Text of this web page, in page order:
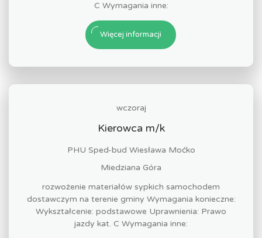
C Wymagania inne:
Więcej informacji
wczoraj
Kierowca m/k
PHU Sped-bud Wiesława Moćko
Miedziana Góra
rozwożenie materiałów sypkich samochodem
dostawczym na terenie gminy Wymagania konieczne:
Wykształcenie: podstawowe Uprawnienia: Prawo
jazdy kat. C Wymagania inne: